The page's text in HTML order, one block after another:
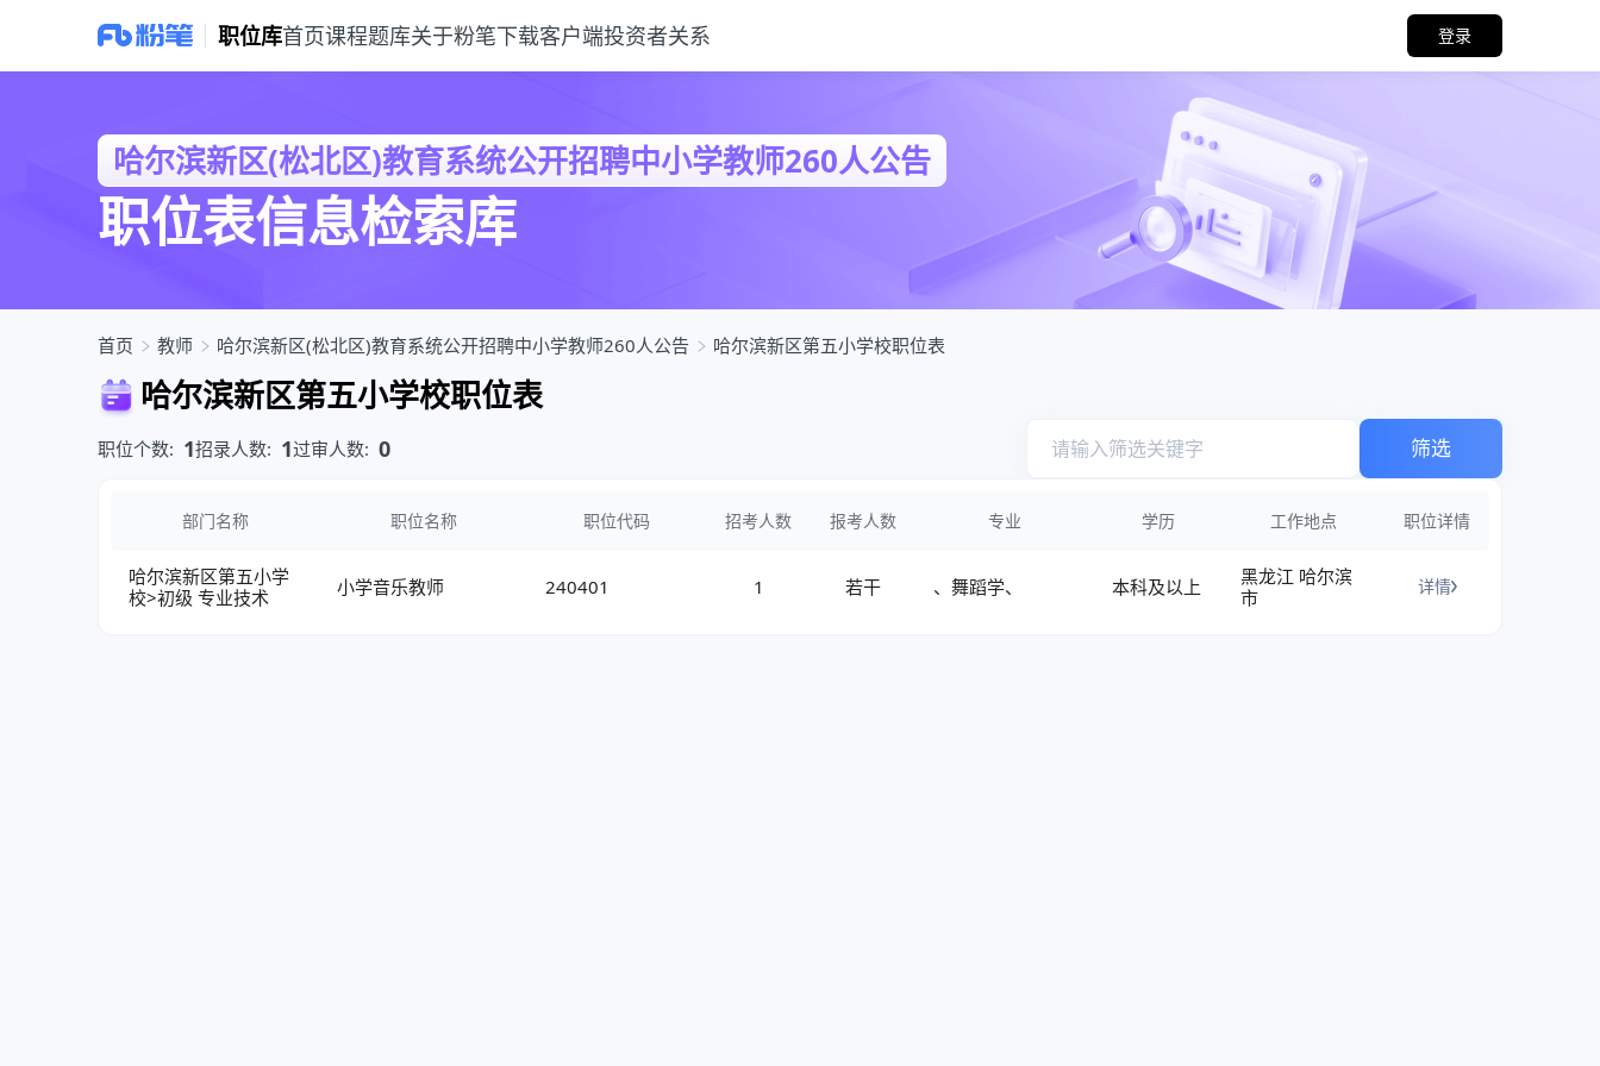
职位库首页课程题库关于粉笔下载客户端投资者关系 登录
哈尔滨新区(松北区)教育系统公开招聘中小学教师260人公告
职位表信息检索库
首页 教师 哈尔滨新区(松北区)教育系统公开招聘中小学教师260人公告 哈尔滨新区第五小学校职位表
哈尔滨新区第五小学校职位表
职位个数: 1招录人数: 1过审人数: 0 筛选
部门名称
职位名称 职位代码 招考人数 报考人数 专业 学历 工作地点 职位详情
哈尔滨新区第五小学
校>初级 专业技术
小学音乐教师 240401 1 若干 、舞蹈学、 本科及以上
黑龙江 哈尔滨
市
详情